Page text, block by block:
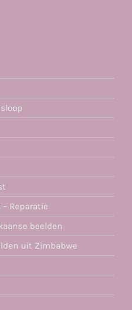
Reparatie
beelden
uit Zimbabwe